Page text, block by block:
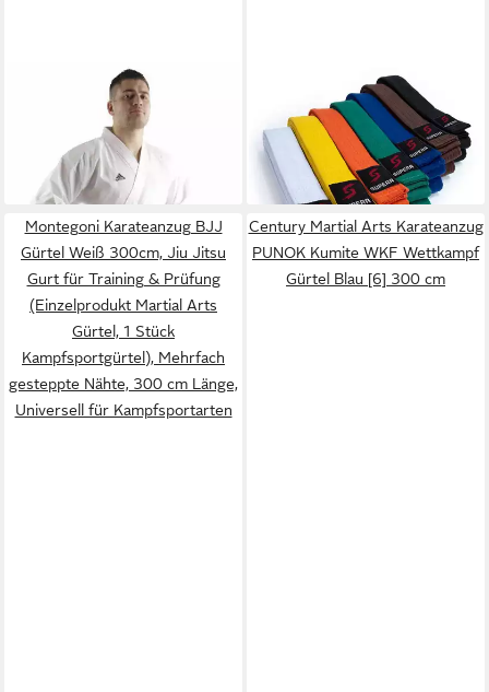
ADIDAS PERFORMANCE
Karateanzug Club Training für
Einsteiger und
Fortgeschrittene mit Jacke
und Hose
ab 46,20 €
Karateanzug
Kampfsportgürtel (1-tlg),
Budogürtel - Karategürtel -
Judogürtel
11,99 €
Montegoni Karateanzug BJJ
Gürtel Weiß 300cm, Jiu Jitsu
Gurt für Training & Prüfung
(Einzelprodukt Martial Arts
Gürtel, 1 Stück
Kampfsportgürtel), Mehrfach
gesteppte Nähte, 300 cm Länge,
Universell für Kampfsportarten
Century Martial Arts Karateanzug
PUNOK Kumite WKF Wettkampf
Gürtel Blau [6] 300 cm